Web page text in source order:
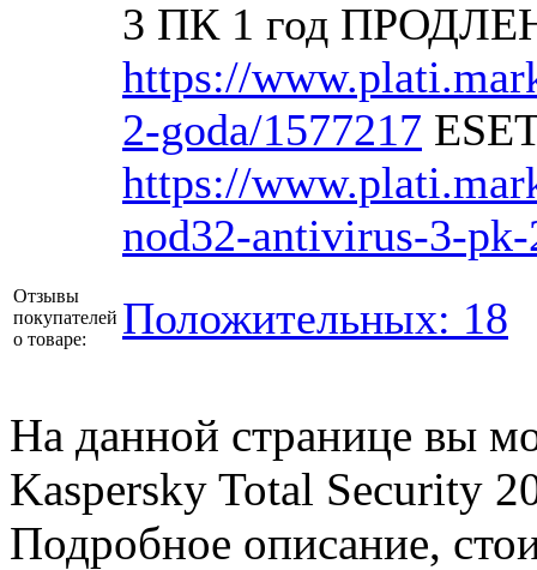
3 ПК 1 год
https://
2-goda/1577217
https://
nod32-antivirus-3-
Отзывы
покупателей
о товаре:
Положительных: 18
На данной странице вы
Kaspersky Total Security
Подробное описание,